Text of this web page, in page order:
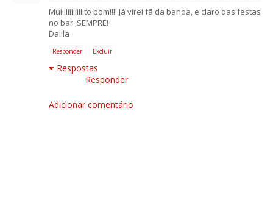
Muiiiiiiiiiiiiito bom!!!! Já virei fã da banda, e claro das festas
no bar ,SEMPRE!
Dalila
Responder Excluir
Respostas
Responder
Adicionar comentário